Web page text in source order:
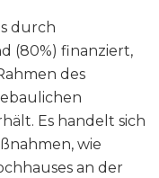
durch
(80%) finanziert,
des
Es handelt sich
wie
an der